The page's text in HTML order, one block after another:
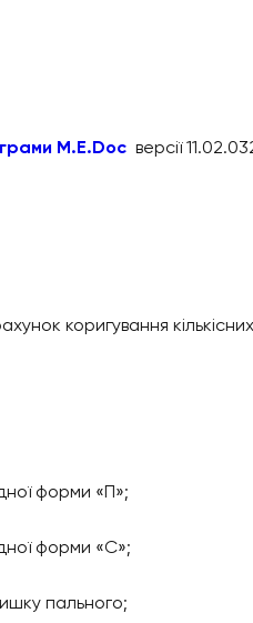
и М.Е.Doc версії
коригування
форми «П»;
форми «C»;
пального;